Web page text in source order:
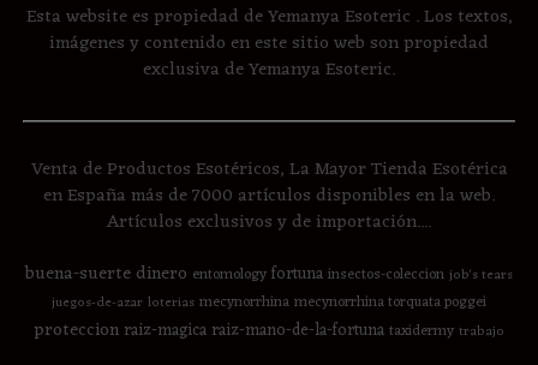
Esta website es propiedad de Yemanya Esoteric . Los textos,
imágenes y contenido en este sitio web son propiedad
exclusiva de Yemanya Esoteric.
Venta de Productos Esotéricos, La Mayor Tienda Esotérica
en España más de 7000 artículos disponibles en la web.
Artículos exclusivos y de importación....
buena-suertedinero entomologyfortunainsectos-coleccion job's tears
juegos-de-azar loterias mecynorrhinamecynorrhina torquata poggei
proteccion raiz-magica raiz-mano-de-la-fortunataxidermy trabajo